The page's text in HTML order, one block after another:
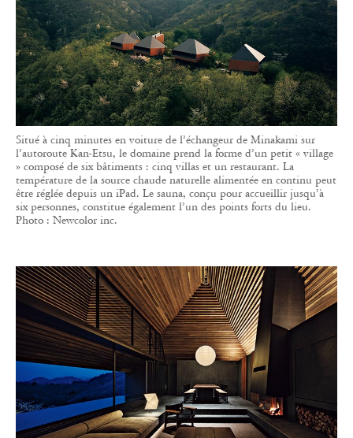
Situé à cinq minutes en voiture de l’échangeur de Minakami sur
l’autoroute Kan-Etsu, le domaine prend la forme d’un petit « village
» composé de six bâtiments : cinq villas et un restaurant. La
température de la source chaude naturelle alimentée en continu peut
être réglée depuis un iPad. Le sauna, conçu pour accueillir jusqu’à
six personnes, constitue également l’un des points forts du lieu.
Photo : Newcolor inc.